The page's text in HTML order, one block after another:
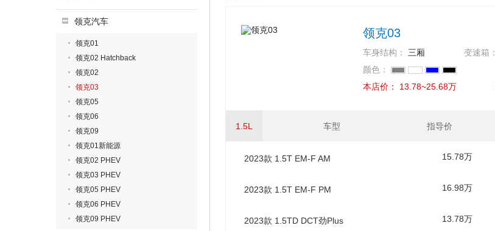
领克汽车
领克01
领克02 Hatchback
领克02
领克03
领克05
领克06
领克09
领克01新能源
领克02 PHEV
领克03 PHEV
领克05 PHEV
领克06 PHEV
领克09 PHEV
领克03
车身结构： 三厢 变速箱：
颜色：
本店价：
13.78~25.68万
1.5L 车型 指导价
2023款 1.5T EM-F AM 15.78万
2023款 1.5T EM-F PM 16.98万
2023款 1.5TD DCT劲Plus 13.78万